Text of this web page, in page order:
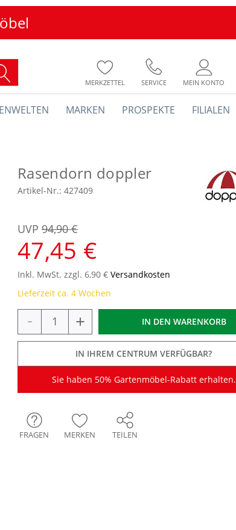
MERKZETTEL SERVICE MEIN KONTO
MARKEN PROSPEKTE FILIALEN
Rasendorn doppler
Artikel-Nr.: 427409
47,45 €
UVP 94,90 €
Inkl. MwSt. zzgl. 6,90 € Versandkosten
Lieferzeit ca. 4 Wochen
- + IN DEN WARENKORB
IN IHREM CENTRUM VERFÜGBAR?
Sie haben 50% Gartenmöbel-Rabatt erhalten.
FRAGEN MERKEN TEILEN